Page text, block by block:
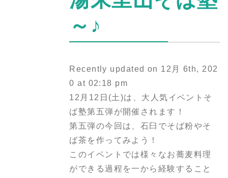
～♪
Recently updated on 12月 6th, 202
0 at 02:18 pm
12月12日(土)は、大人気イベントそ
ば塾第五弾が開催されます！
第五弾の今回は、石臼でそば粉やそ
ば茶を作ってみよう！
このイベントでは様々なお蕎麦料理
ができる過程を一から経験すること